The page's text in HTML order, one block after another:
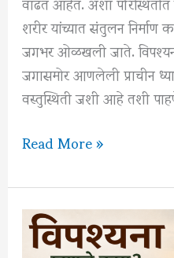
संपूर्ण
माहिती
शरीर यांच्यात संतुलन निर्माण
जगभर ओळखली जाते.
जगासमोर आणलेली प्राचीन
वस्तुस्थिती जशी आहे तशी
विपश्यना
10
वैज्ञानिक
फायदे
Read More »